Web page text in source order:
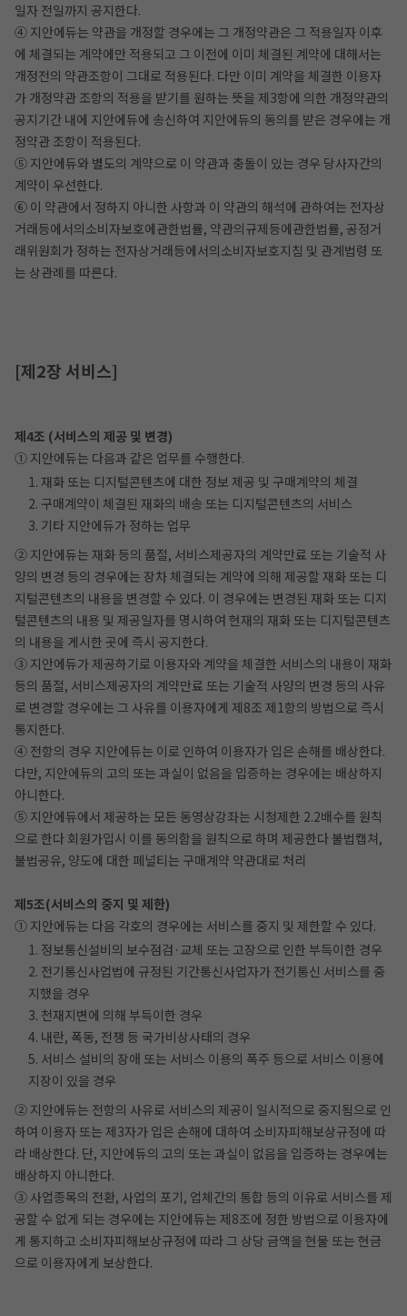
일자 전일까지 공지한다.
④ 지안에듀는 약관을 개정할 경우에는 그 개정약관은 그 적용일자 이후
에 체결되는 계약에만 적용되고 그 이전에 이미 체결된 계약에 대해서는
개정전의 약관조항이 그대로 적용된다. 다만 이미 계약을 체결한 이용자
가 개정약관 조항의 적용을 받기를 원하는 뜻을 제3항에 의한 개정약관의
공지기간 내에 지안에듀에 송신하여 지안에듀의 동의를 받은 경우에는 개
정약관 조항이 적용된다.
⑤ 지안에듀와 별도의 계약으로 이 약관과 충돌이 있는 경우 당사자간의
계약이 우선한다.
⑥ 이 약관에서 정하지 아니한 사항과 이 약관의 해석에 관하여는 전자상
거래등에서의소비자보호에관한법률, 약관의규제등에관한법률, 공정거
래위원회가 정하는 전자상거래등에서의소비자보호지침 및 관계법령 또
는 상관례를 따른다.
[제2장 서비스]
제4조 (서비스의 제공 및 변경)
① 지안에듀는 다음과 같은 업무를 수행한다.
1. 재화 또는 디지털콘텐츠에 대한 정보 제공 및 구매계약의 체결
2. 구매계약이 체결된 재화의 배송 또는 디지털콘텐츠의 서비스
3. 기타 지안에듀가 정하는 업무
② 지안에듀는 재화 등의 품절, 서비스제공자의 계약만료 또는 기술적 사
양의 변경 등의 경우에는 장차 체결되는 계약에 의해 제공할 재화 또는 디
지털콘텐츠의 내용을 변경할 수 있다. 이 경우에는 변경된 재화 또는 디지
털콘텐츠의 내용 및 제공일자를 명시하여 현재의 재화 또는 디지털콘텐츠
의 내용을 게시한 곳에 즉시 공지한다.
③ 지안에듀가 제공하기로 이용자와 계약을 체결한 서비스의 내용이 재화
등의 품절, 서비스제공자의 계약만료 또는 기술적 사양의 변경 등의 사유
로 변경할 경우에는 그 사유를 이용자에게 제8조 제1항의 방법으로 즉시
통지한다.
④ 전항의 경우 지안에듀는 이로 인하여 이용자가 입은 손해를 배상한다.
다만, 지안에듀의 고의 또는 과실이 없음을 입증하는 경우에는 배상하지
아니한다.
⑤ 지안에듀에서 제공하는 모든 동영상강좌는 시청제한 2.2배수를 원칙
으로 한다 회원가입시 이를 동의함을 원칙으로 하며 제공한다 불법캡쳐,
불법공유, 양도에 대한 페널티는 구매계약 약관대로 처리
제5조(서비스의 중지 및 제한)
① 지안에듀는 다음 각호의 경우에는 서비스를 중지 및 제한할 수 있다.
1. 정보통신설비의 보수점검·교체 또는 고장으로 인한 부득이한 경우
2. 전기통신사업법에 규정된 기간통신사업자가 전기통신 서비스를 중
지했을 경우
3. 천재지변에 의해 부득이한 경우
4. 내란, 폭동, 전쟁 등 국가비상사태의 경우
5. 서비스 설비의 장애 또는 서비스 이용의 폭주 등으로 서비스 이용에
지장이 있을 경우
② 지안에듀는 전항의 사유로 서비스의 제공이 일시적으로 중지됨으로 인
하여 이용자 또는 제3자가 입은 손해에 대하여 소비자피해보상규정에 따
라 배상한다. 단, 지안에듀의 고의 또는 과실이 없음을 입증하는 경우에는
배상하지 아니한다.
③ 사업종목의 전환, 사업의 포기, 업체간의 통합 등의 이유로 서비스를 제
공할 수 없게 되는 경우에는 지안에듀는 제8조에 정한 방법으로 이용자에
게 통지하고 소비자피해보상규정에 따라 그 상당 금액을 현물 또는 현금
으로 이용자에게 보상한다.